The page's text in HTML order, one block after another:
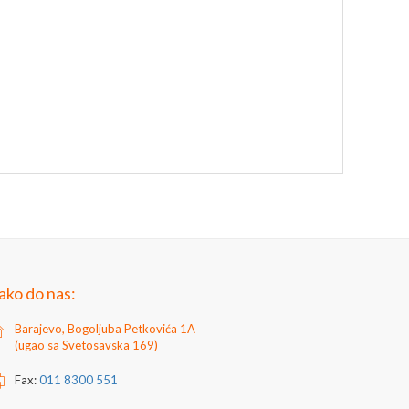
do nas:
Barajevo, Bogoljuba Petkovića 1A
(ugao sa Svetosavska 169)
Fax:011 8300 551